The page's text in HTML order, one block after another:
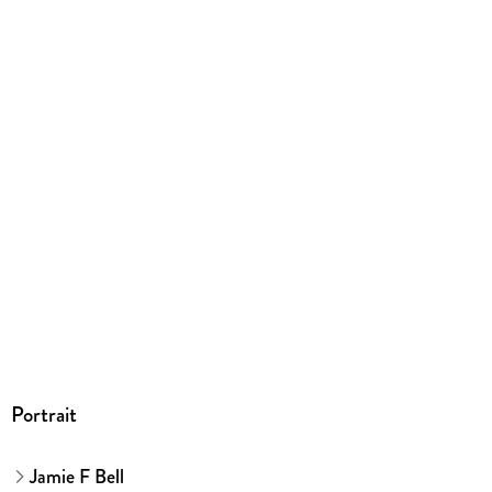
Portrait
Jamie F Bell